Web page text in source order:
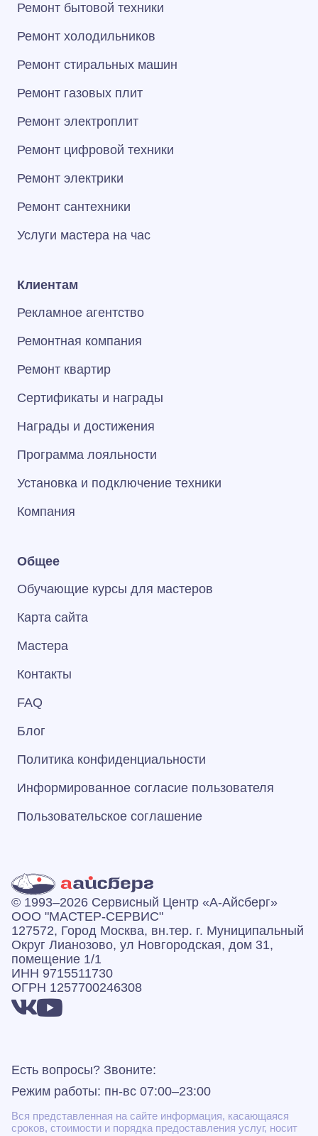
Ремонт бытовой техники
Ремонт холодильников
Ремонт стиральных машин
Ремонт газовых плит
Ремонт электроплит
Ремонт цифровой техники
Ремонт электрики
Ремонт сантехники
Услуги мастера на час
Клиентам
Рекламное агентство
Ремонтная компания
Ремонт квартир
Сертификаты и награды
Награды и достижения
Программа лояльности
Установка и подключение техники
Компания
Общее
Обучающие курсы для мастеров
Карта сайта
Мастера
Контакты
FAQ
Блог
Политика конфиденциальности
Информированное согласие пользователя
Пользовательское соглашение
© 1993–2026 Сервисный Центр «А‑Айсберг»
ООО "МАСТЕР-СЕРВИС"
127572, Город Москва, вн.тер. г. Муниципальный
Округ Лианозово, ул Новгородская, дом 31,
помещение 1/1
ИНН 9715511730
ОГРН 1257700246308
Есть вопросы? Звоните:
Режим работы: пн-вс 07:00–23:00
Вся представленная на сайте информация, касающаяся
сроков, стоимости и порядка предоставления услуг, носит